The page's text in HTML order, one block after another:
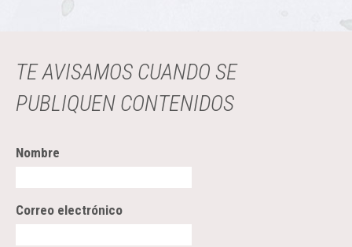
TE AVISAMOS CUANDO SE
PUBLIQUEN CONTENIDOS
Nombre
Correo electrónico